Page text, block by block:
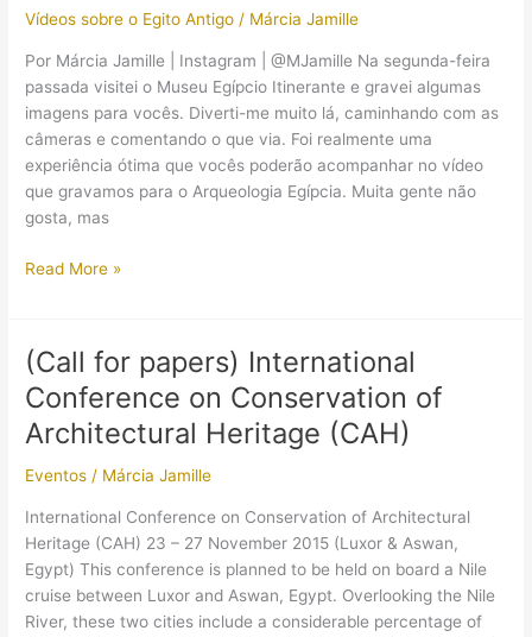
Vídeos sobre o Egito Antigo / Márcia Jamille
Por Márcia Jamille | Instagram | @MJamille Na segunda-feira
passada visitei o Museu Egípcio Itinerante e gravei algumas
imagens para vocês. Diverti-me muito lá, caminhando com as
câmeras e comentando o que via. Foi realmente uma
experiência ótima que vocês poderão acompanhar no vídeo
que gravamos para o Arqueologia Egípcia. Muita gente não
gosta, mas
(Vídeo)
Museu
Egípcio
Itinerante
(SE)
Read More »
(Call for papers) International
Conference on Conservation of
Architectural Heritage (CAH)
Eventos / Márcia Jamille
International Conference on Conservation of Architectural
Heritage (CAH) 23 – 27 November 2015 (Luxor & Aswan,
Egypt) This conference is planned to be held on board a Nile
cruise between Luxor and Aswan, Egypt. Overlooking the Nile
River, these two cities include a considerable percentage of